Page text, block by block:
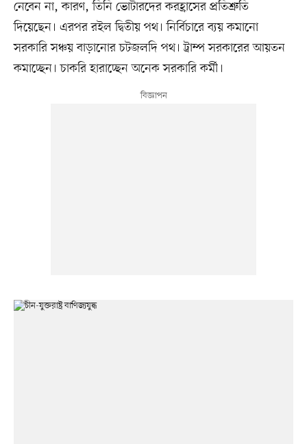
নেবেন না, কারণ, তিনি ভোটারদের করহ্রাসের প্রতিশ্রুতি
দিয়েছেন। এরপর রইল দ্বিতীয় পথ। নির্বিচারে ব্যয় কমানো
সরকারি সঞ্চয় বাড়ানোর চটজলদি পথ। ট্রাম্প সরকারের আয়তন
কমাচ্ছেন। চাকরি হারাচ্ছেন অনেক সরকারি কর্মী।